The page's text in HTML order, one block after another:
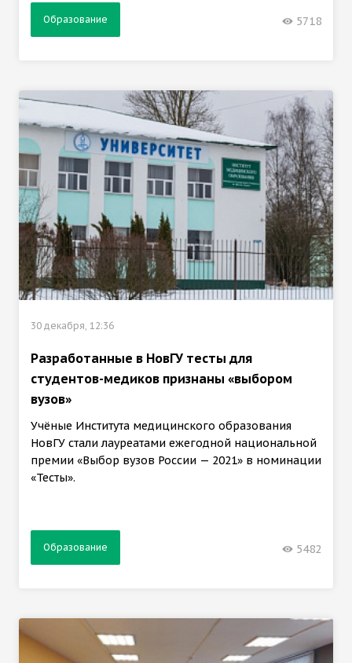
Образование 5718
30 декабря, 12:36
Разработанные в НовГУ тесты для
студентов-медиков признаны «выбором
вузов»
Учёные Института медицинского образования
НовГУ стали лауреатами ежегодной национальной
премии «Выбор вузов России — 2021» в номинации
«Тесты».
Образование 5482